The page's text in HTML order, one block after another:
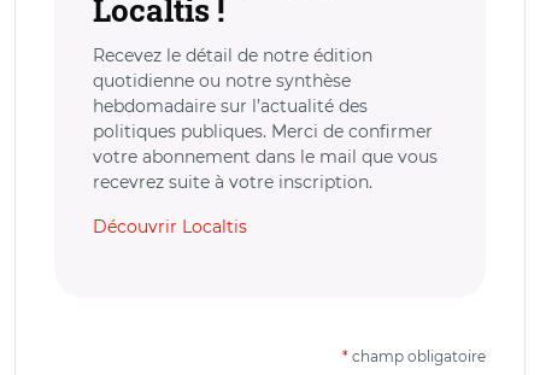
Localtis !
Recevez le détail de notre édition
quotidienne ou notre synthèse
hebdomadaire sur l’actualité des
politiques publiques. Merci de confirmer
votre abonnement dans le mail que vous
recevrez suite à votre inscription.
Découvrir Localtis
* champ obligatoire